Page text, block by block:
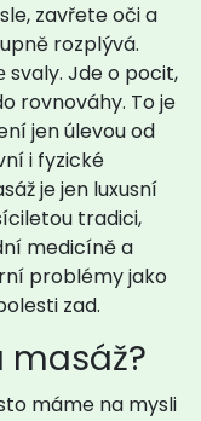
zavřete oči a
rozplývá.
svaly. Jde o pocit,
rovnováhy. To je
jen úlevou od
i fyzické
je jen luxusní
tradici,
medicíně a
problémy jako
zad.
masáž?
máme na mysli